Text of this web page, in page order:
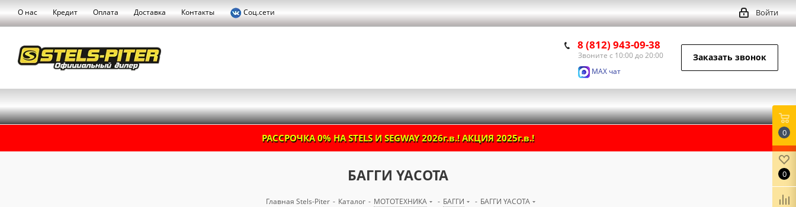
О нас Кредит Оплата Доставка Контакты Соц.сети Войти
8 (812) 943-09-38
Звоните с 10:00 до 20:00
MAX чат
Заказать звонок
РАССРОЧКА 0% НА STELS И SEGWAY 2026г.в.! АКЦИЯ 2025г.в.!
БАГГИ YACOTA
Главная Stels-Piter - Каталог - МОТОТЕХНИКА - БАГГИ - БАГГИ YACOTA
0
0